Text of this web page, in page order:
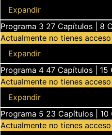
ExpandirPrograma 2
Programa 3 27 Capítulos
8
Actualmente no tienes
ExpandirPrograma 3
Programa 4 47 Capítulos
15
Actualmente no tienes
ExpandirPrograma 4
Programa 5 23 Capítulos
10
Actualmente no tienes